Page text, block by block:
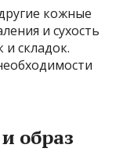
кожные
и сухость
складок.
образ